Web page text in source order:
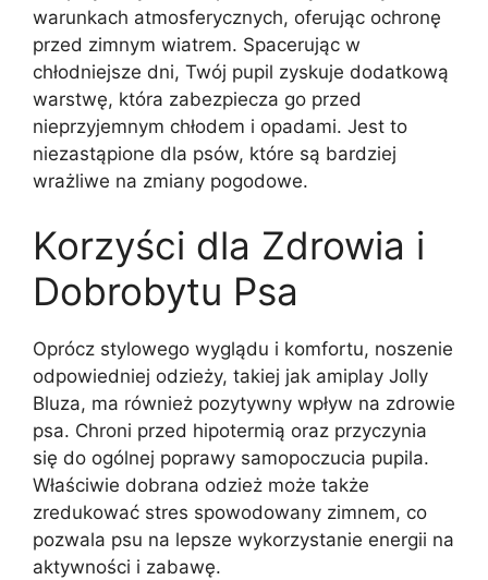
warunkach atmosferycznych, oferując ochronę
przed zimnym wiatrem. Spacerując w
chłodniejsze dni, Twój pupil zyskuje dodatkową
warstwę, która zabezpiecza go przed
nieprzyjemnym chłodem i opadami. Jest to
niezastąpione dla psów, które są bardziej
wrażliwe na zmiany pogodowe.
Korzyści dla Zdrowia i
Dobrobytu Psa
Oprócz stylowego wyglądu i komfortu, noszenie
odpowiedniej odzieży, takiej jak amiplay Jolly
Bluza, ma również pozytywny wpływ na zdrowie
psa. Chroni przed hipotermią oraz przyczynia
się do ogólnej poprawy samopoczucia pupila.
Właściwie dobrana odzież może także
zredukować stres spowodowany zimnem, co
pozwala psu na lepsze wykorzystanie energii na
aktywności i zabawę.